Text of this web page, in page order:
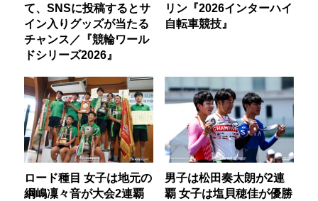
て、SNSに投稿するとサ
イン入りグッズが当たる
チャンス／『競輪ワール
ドシリーズ2026』
リン『2026インターハイ
自転車競技』
ロード種目 女子は地元の
綱嶋凜々音が大会2連覇
男子は松田奏太朗が2連
覇 女子は塩貝穂佳が優勝